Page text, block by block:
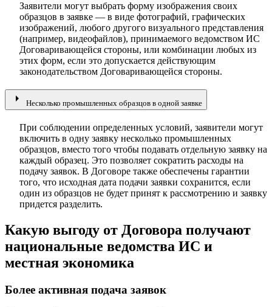
Заявители могут выбрать форму изображения своих
образцов в заявке — в виде фотографий, графических
изображений, любого другого визуального представления
(например, видеофайлов), принимаемого ведомством ИС
Договаривающейся стороны, или комбинации любых из
этих форм, если это допускается действующим
законодательством Договаривающейся стороны.
arrow_right Несколько промышленных образцов в одной заявке
При соблюдении определенных условий, заявители могут
включить в одну заявку несколько промышленных
образцов, вместо того чтобы подавать отдельную заявку на
каждый образец. Это позволяет сократить расходы на
подачу заявок. В Договоре также обеспечены гарантии
того, что исходная дата подачи заявки сохранится, если
один из образцов не будет принят к рассмотрению и заявку
придется разделить.
Какую выгоду от Договора получают
национальные ведомства ИС и
местная экономика
Более активная подача заявок